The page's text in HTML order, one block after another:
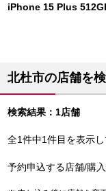
iPhone 15 Plus
北杜市の店舗を
検索結果：1店舗
全1件中1件目を表示
予約申込する店舗/購